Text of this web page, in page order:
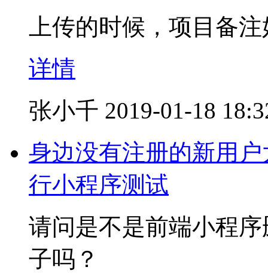
上传的时候，项目备
详情
张小千 2019-01-18
身边没有注册的新用
行小程序测试
请问是不是前端小程
子吗？